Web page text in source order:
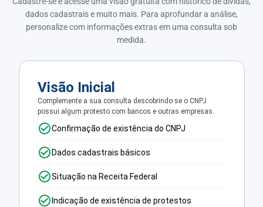
dados cadastrais e muito mais. Para aprofundar a análise,
personalize com informações extras em uma consulta sob
medida.
Visão Inicial
Complemente a sua consulta descobrindo se o CNPJ
possui algum protesto com bancos e outras empresas.
Confirmação de existência do CNPJ
Dados cadastrais básicos
Situação na Receita Federal
Indicação de existência de protestos